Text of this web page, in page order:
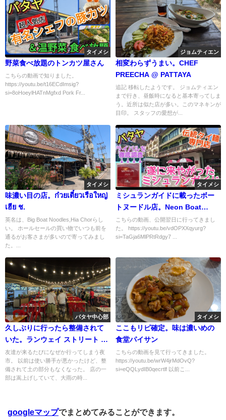
タイメシ
野菜食べ放題のトンカツ屋さん
こちらの動画で知りました。
https://youtu.be/t16ECdImsig?
si=8oHoeylHATnMgfxd Pork Fr...
ジョムティエン
相変わらずうまい。CHEF
PREECHA @ PATTAYA
追記 移転したようです。 ジョムティエン
まで行き、昼飯時になると基本寄ってしま
う。近所は似た店が多い。このマネキンが
目印。 スタッフの愛想が...
タイメシ
味濃い目の店。ก๋วยเตี๋ยวเรือใหญ่
เฮีย ช.
英名は、Big Boat Noodles,Hia Chorらし
い。 ホールセールの買い物でいつも前を
通るがお客さまが多いので寄ってみまし
た。...
タイメシ
ミシュランガイドに載ったボー
トヌードル店。Neon Boat
Noodles
こちらの動画、公開翌日に行ってきまし
た。 https://youtu.be/vdOPXXqyurg?
si=TaGja6MlPRtRdgy7 ...
パタヤ中心部
久しぶりに行ったら整備されて
いた。ランウェイ ストリート フ
ード
友達が来るたびになぜか行ってしまう夜
市。 以前は使い勝手が悪かったけど、整
備されて土の部分もなくなった。 店の一
部は嵩上げしていて、大雨の時...
タイメシ
ここもリピ確定。味は濃いめの
食堂パイサン
こちらの動画を見て行ってきました。
https://youtu.be/wrW4jrMdOvQ?
si=eQQLydIB0qecrtlf 以前こ...
googleマップでまとめてみることができます。